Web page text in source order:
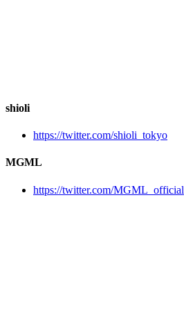
shioli
https://twitter.com/shioli_tokyo
MGML
https://twitter.com/MGML_official